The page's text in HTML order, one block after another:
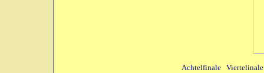
Achtelfinale Viertelinale